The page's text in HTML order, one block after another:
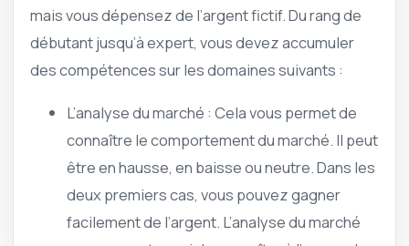
mais vous dépensez de l’argent fictif. Du rang de
débutant jusqu’à expert, vous devez accumuler
des compétences sur les domaines suivants :
L’analyse du marché : Cela vous permet de
connaître le comportement du marché. Il peut
être en hausse, en baisse ou neutre. Dans les
deux premiers cas, vous pouvez gagner
facilement de l’argent. L’analyse du marché